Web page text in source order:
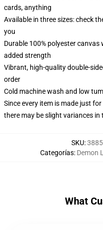
cards, anything
Available in three sizes: check
you
Durable 100% polyester
added strength
Vibrant, high-quality double-
order
Cold machine wash and low
Since every item is made just
there may be slight variances in
SKU:
Categorías: Demon
What